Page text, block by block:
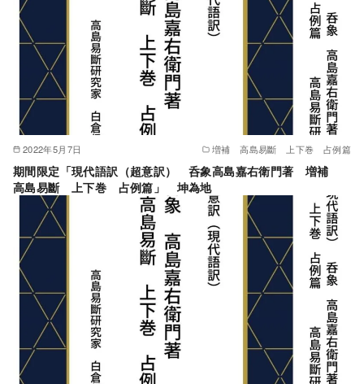
2022年5月7日 増補 高島易斷 上下巻 占例篇
期間限定「現代語訳（超意訳） 呑象高島嘉右衛門著 増補
高島易斷 上下巻 占例篇」 坤為地